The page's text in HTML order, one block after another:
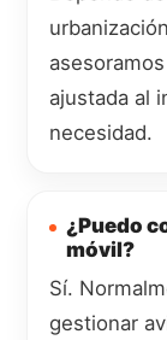
ajustada al
necesidad.
¿Puedo
móvil?
Sí.
gestionar